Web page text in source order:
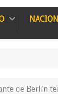
de Berlín